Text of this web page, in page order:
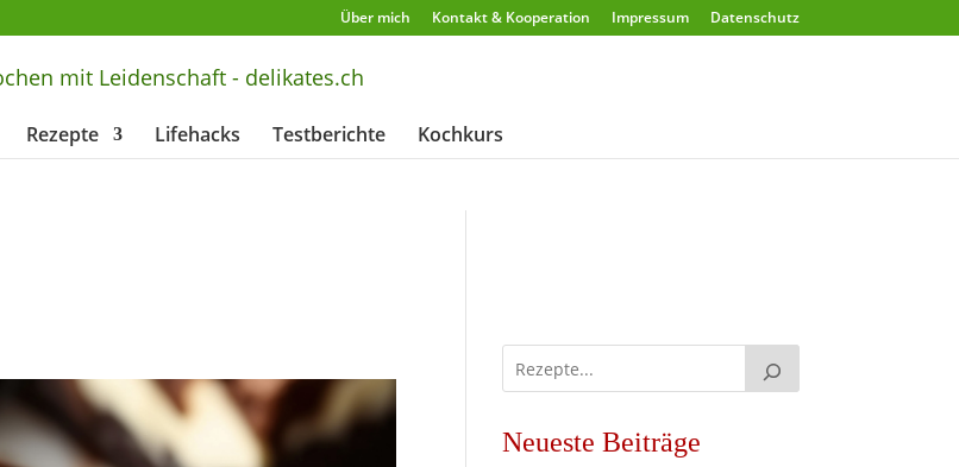
Über mich Kontakt & Kooperation Impressum Datenschutz
Rezepte Lifehacks Testberichte Kochkurs
Neueste Beiträge